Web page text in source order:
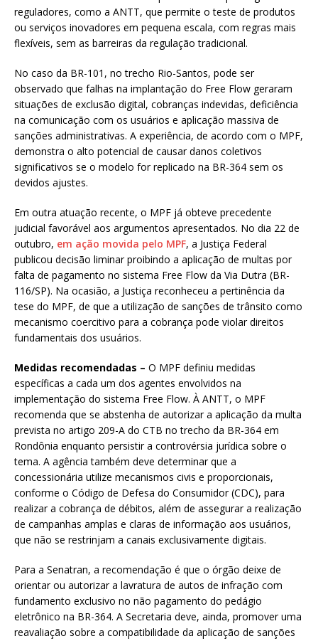
reguladores, como a ANTT, que permite o teste de produtos
ou serviços inovadores em pequena escala, com regras mais
flexíveis, sem as barreiras da regulação tradicional.
No caso da BR-101, no trecho Rio-Santos, pode ser
observado que falhas na implantação do Free Flow geraram
situações de exclusão digital, cobranças indevidas, deficiência
na comunicação com os usuários e aplicação massiva de
sanções administrativas. A experiência, de acordo com o MPF,
demonstra o alto potencial de causar danos coletivos
significativos se o modelo for replicado na BR-364 sem os
devidos ajustes.
Em outra atuação recente, o MPF já obteve precedente
judicial favorável aos argumentos apresentados. No dia 22 de
outubro, em ação movida pelo MPF, a Justiça Federal
publicou decisão liminar proibindo a aplicação de multas por
falta de pagamento no sistema Free Flow da Via Dutra (BR-
116/SP). Na ocasião, a Justiça reconheceu a pertinência da
tese do MPF, de que a utilização de sanções de trânsito como
mecanismo coercitivo para a cobrança pode violar direitos
fundamentais dos usuários.
Medidas recomendadas – O MPF definiu medidas
específicas a cada um dos agentes envolvidos na
implementação do sistema Free Flow. À ANTT, o MPF
recomenda que se abstenha de autorizar a aplicação da multa
prevista no artigo 209-A do CTB no trecho da BR-364 em
Rondônia enquanto persistir a controvérsia jurídica sobre o
tema. A agência também deve determinar que a
concessionária utilize mecanismos civis e proporcionais,
conforme o Código de Defesa do Consumidor (CDC), para
realizar a cobrança de débitos, além de assegurar a realização
de campanhas amplas e claras de informação aos usuários,
que não se restrinjam a canais exclusivamente digitais.
Para a Senatran, a recomendação é que o órgão deixe de
orientar ou autorizar a lavratura de autos de infração com
fundamento exclusivo no não pagamento do pedágio
eletrônico na BR-364. A Secretaria deve, ainda, promover uma
reavaliação sobre a compatibilidade da aplicação de sanções